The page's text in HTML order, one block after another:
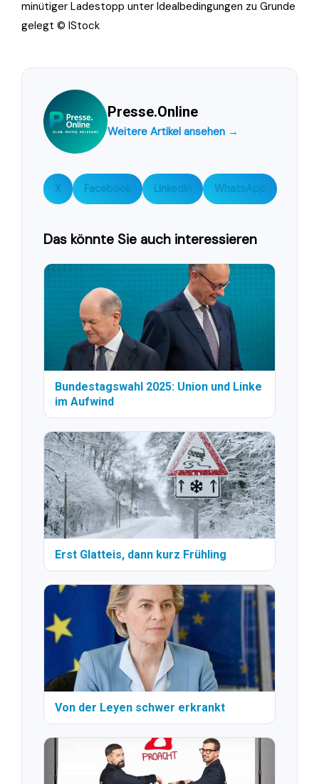
minütiger Ladestopp unter Idealbedingungen zu Grunde
gelegt © IStock
Presse.Online
Weitere Artikel ansehen →
X Facebook LinkedIn WhatsApp
Das könnte Sie auch interessieren
Bundestagswahl 2025: Union und Linke
im Aufwind
Erst Glatteis, dann kurz Frühling
Von der Leyen schwer erkrankt